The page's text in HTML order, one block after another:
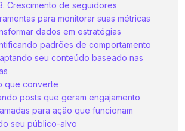
Crescimento de seguidores
para monitorar suas métricas
dados em estratégias
padrões de comportamento
seu conteúdo baseado nas
que converte
posts que geram engajamento
para ação que funcionam
seu público-alvo